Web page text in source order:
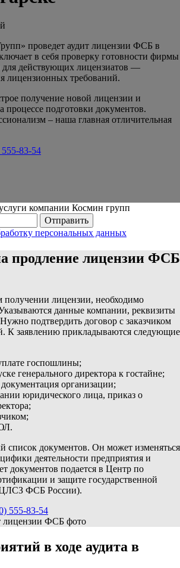
проведет аудит лицензии ФСБ в
в себя проверку готовности фирмы
действующих лицензиатов —
лицензионных требований.
получение новой лицензии и
подготовки документов.
– наша главная отличительная
83-54
компании Космин групп
персональных данных
продление лицензии ФСБ
лицензии, необходимо
данные компании, реквизиты
подтвердить договор с заказчиком
К заявлению прикладываются следующие
госпошлины;
генерального директора к гостайне;
организации;
юридического лица, приказ о
список документов. Он может изменяться
деятельности предприятия и
документов подается в Центр по
и защите государственной
ФСБ России).
555-83-54
в ходе аудита в